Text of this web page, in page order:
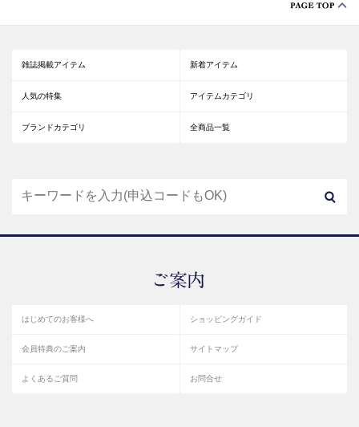
雑誌掲載アイテム 新着アイテム
人気の特集 アイテムカテゴリ
ブランドカテゴリ 全商品一覧
はじめてのお客様へ ショッピングガイド
会員特典のご案内 サイトマップ
よくあるご質問 お問合せ